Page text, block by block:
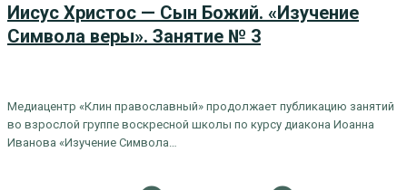
Иисус Христос — Сын Божий. «Изучение
Символа веры». Занятие № 3
Медиацентр «Клин православный» продолжает публикацию занятий
во взрослой группе воскресной школы по курсу диакона Иоанна
Иванова «Изучение Символа…